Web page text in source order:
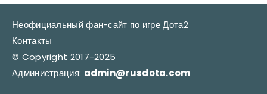
Неофициальный фан-сайт по игре Дота2
Контакты
© Copyright 2017-2025
Администрация: admin@rusdota.com